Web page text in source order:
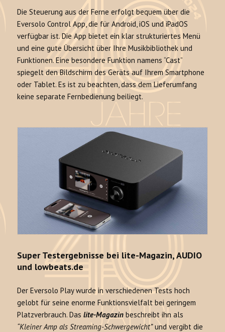
Die Steuerung aus der Ferne erfolgt bequem über die
Eversolo Control App, die für Android, iOS und iPadOS
verfügbar ist. Die App bietet ein klar strukturiertes Menü
und eine gute Übersicht über Ihre Musikbibliothek und
Funktionen. Eine besondere Funktion namens “Cast”
spiegelt den Bildschirm des Geräts auf Ihrem Smartphone
oder Tablet. Es ist zu beachten, dass dem Lieferumfang
keine separate Fernbedienung beiliegt.
Super Testergebnisse bei lite-Magazin, AUDIO
und lowbeats.de
Der Eversolo Play wurde in verschiedenen Tests hoch
gelobt für seine enorme Funktionsvielfalt bei geringem
Platzverbrauch. Daslite-Magazin beschreibt ihn als
“Kleiner Amp als Streaming-Schwergewicht”und vergibt die